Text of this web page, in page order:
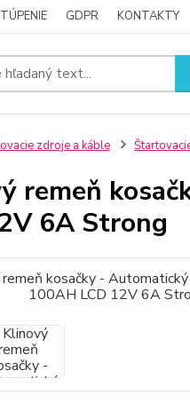
GDPR KONTAKTY
zdroje a káble
remeň
6A Strong